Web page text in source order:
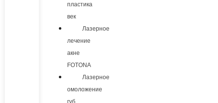
пластика
век
Лазерное
лечение
акне
FOTONA
Лазерное
омоложение
губ